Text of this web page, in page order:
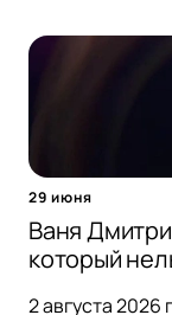
29 июня
Ваня
который
2 августа 2026